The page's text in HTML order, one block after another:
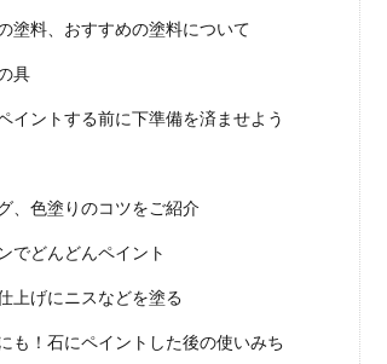
水垢の効率的な落とし方を知りたい。
水垢はお風呂場や台所、洗面所など水を使う場
ベッドとベット、どちらが正しいのか
塗料、おすすめの塗料について
具
イントする前に下準備を済ませよう
、色塗りのコツをご紹介
でどんどんペイント
上げにニスなどを塗る
も！石にペイントした後の使いみち